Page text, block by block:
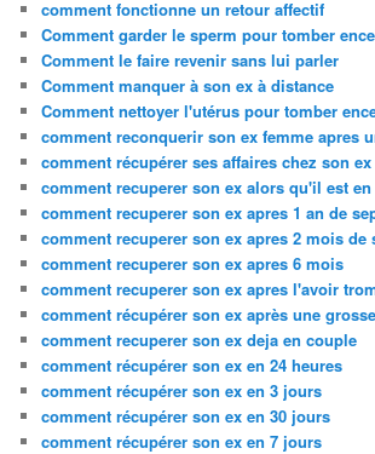
comment fonctionne un retour affectif
Comment garder le sperm pour tomber
Comment le faire revenir sans lui parler
Comment manquer à son ex à distance
Comment nettoyer l'utérus pour tomber
comment reconquerir son ex femme apres
comment récupérer ses affaires chez son
comment recuperer son ex alors qu'il est
comment recuperer son ex apres 1 an de
comment recuperer son ex apres 2 mois de
comment recuperer son ex apres 6 mois
comment recuperer son ex apres l'avoir
comment récupérer son ex après une
comment recuperer son ex deja en couple
comment récupérer son ex en 24 heures
comment récupérer son ex en 3 jours
comment récupérer son ex en 30 jours
comment récupérer son ex en 7 jours